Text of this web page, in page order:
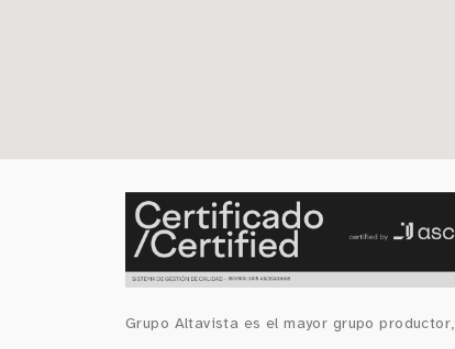
Grupo Altavista es el mayor grupo productor,